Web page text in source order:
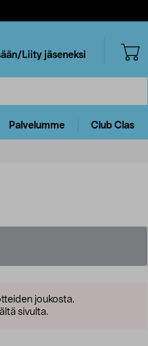
Liity jäseneksi
Palvelumme Club Clas
joukosta.
sivulta.